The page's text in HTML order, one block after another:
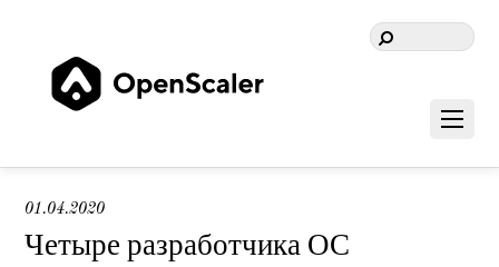
01.04.2020
Четыре разработчика ОС